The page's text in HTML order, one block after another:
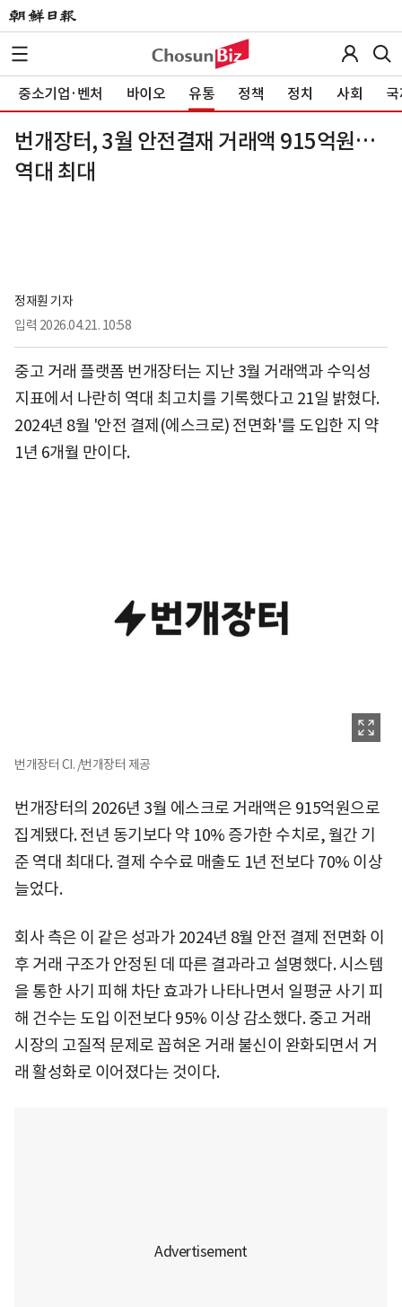
중소기업·벤처 바이오 유통 정책 정치 사회
번개장터, 3월 안전결재 거래액 915억원…
역대 최대
정재훤 기자
입력 2026.04.21. 10:58
중고 거래 플랫폼 번개장터는 지난 3월 거래액과 수익성
지표에서 나란히 역대 최고치를 기록했다고 21일 밝혔다.
2024년 8월 '안전 결제(에스크로) 전면화'를 도입한 지 약
1년 6개월 만이다.
번개장터 CI. /번개장터 제공
번개장터의 2026년 3월 에스크로 거래액은 915억원으로
집계됐다. 전년 동기보다 약 10% 증가한 수치로, 월간 기
준 역대 최대다. 결제 수수료 매출도 1년 전보다 70% 이상
늘었다.
회사 측은 이 같은 성과가 2024년 8월 안전 결제 전면화 이
후 거래 구조가 안정된 데 따른 결과라고 설명했다. 시스템
을 통한 사기 피해 차단 효과가 나타나면서 일평균 사기 피
해 건수는 도입 이전보다 95% 이상 감소했다. 중고 거래
시장의 고질적 문제로 꼽혀온 거래 불신이 완화되면서 거
래 활성화로 이어졌다는 것이다.